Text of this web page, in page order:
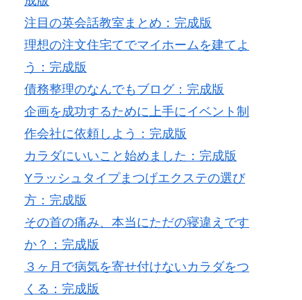
注目の英会話教室まとめ：完成版
理想の注文住宅てでマイホームを建てよ
う：完成版
債務整理のなんでもブログ：完成版
企画を成功するために上手にイベント制
作会社に依頼しよう：完成版
カラダにいいこと始めました：完成版
Yラッシュタイプまつげエクステの選び
方：完成版
その首の痛み、本当にただの寝違えです
か？：完成版
３ヶ月で病気を寄せ付けないカラダをつ
くる：完成版